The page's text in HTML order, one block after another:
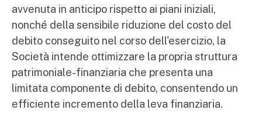
avvenuta in anticipo rispetto ai piani iniziali,
nonché della sensibile riduzione del costo del
debito conseguito nel corso dell'esercizio, la
Società intende ottimizzare la propria struttura
patrimoniale-finanziaria che presenta una
limitata componente di debito, consentendo un
efficiente incremento della leva finanziaria.